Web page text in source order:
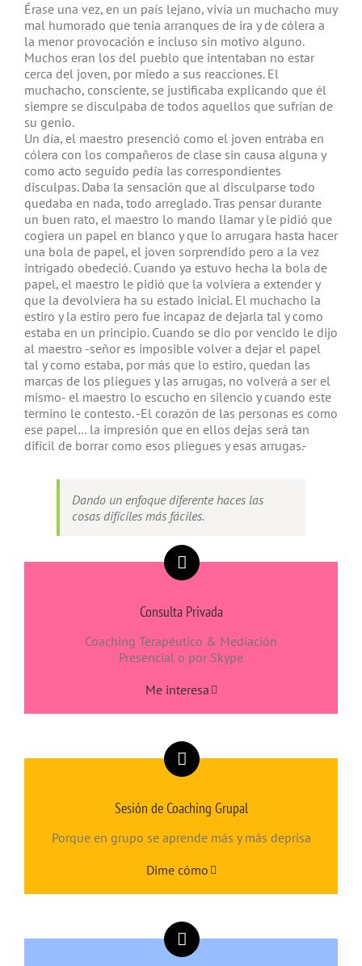
Érase una vez, en un país lejano, vivía un muchacho muy
mal humorado que tenia arranques de ira y de cólera a
la menor provocación e incluso sin motivo alguno.
Muchos eran los del pueblo que intentaban no estar
cerca del joven, por miedo a sus reacciones. El
muchacho, consciente, se justificaba explicando que él
siempre se disculpaba de todos aquellos que sufrían de
su genio.
Un día, el maestro presenció como el joven entraba en
cólera con los compañeros de clase sin causa alguna y
como acto seguido pedía las correspondientes
disculpas. Daba la sensación que al disculparse todo
quedaba en nada, todo arreglado. Tras pensar durante
un buen rato, el maestro lo mando llamar y le pidió que
cogiera un papel en blanco y que lo arrugara hasta hacer
una bola de papel, el joven sorprendido pero a la vez
intrigado obedeció. Cuando ya estuvo hecha la bola de
papel, el maestro le pidió que la volviera a extender y
que la devolviera ha su estado inicial. El muchacho la
estiro y la estiro pero fue incapaz de dejarla tal y como
estaba en un principio. Cuando se dio por vencido le dijo
al maestro -señor es imposible volver a dejar el papel
tal y como estaba, por más que lo estiro, quedan las
marcas de los pliegues y las arrugas, no volverá a ser el
mismo- el maestro lo escucho en silencio y cuando este
termino le contesto. -El corazón de las personas es como
ese papel… la impresión que en ellos dejas será tan
difícil de borrar como esos pliegues y esas arrugas.-
Dando un enfoque diferente haces las
cosas difíciles más fáciles.
Consulta Privada
Coaching Terapéutico & Mediación
Presencial o por Skype
Me interesa
Sesión de Coaching Grupal
Porque en grupo se aprende más y más deprisa
Dime cómo